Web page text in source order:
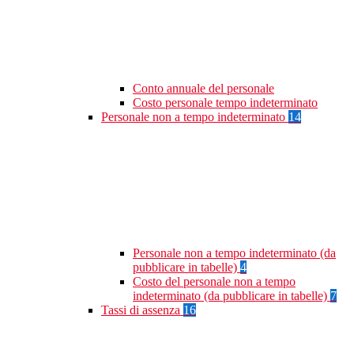
Conto annuale del personale
Costo personale tempo indeterminato
Personale non a tempo indeterminato 14
Personale non a tempo indeterminato (da
pubblicare in tabelle) 4
Costo del personale non a tempo
indeterminato (da pubblicare in tabelle) 7
Tassi di assenza 16